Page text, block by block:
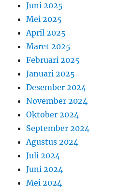
Juni 2025
Mei 2025
April 2025
Maret 2025
Februari 2025
Januari 2025
Desember 2024
November 2024
Oktober 2024
September 2024
Agustus 2024
Juli 2024
Juni 2024
Mei 2024